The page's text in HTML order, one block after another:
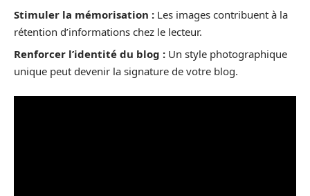
Stimuler la mémorisation : Les images contribuent à la
rétention d’informations chez le lecteur.
Renforcer l’identité du blog : Un style photographique
unique peut devenir la signature de votre blog.